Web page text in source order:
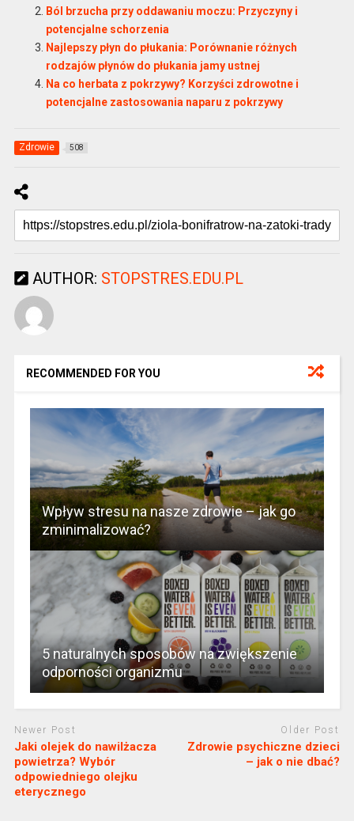
Ból brzucha przy oddawaniu moczu: Przyczyny i
potencjalne schorzenia
Najlepszy płyn do płukania: Porównanie różnych
rodzajów płynów do płukania jamy ustnej
Na co herbata z pokrzywy? Korzyści zdrowotne i
potencjalne zastosowania naparu z pokrzywy
Zdrowie 508
AUTHOR: STOPSTRES.EDU.PL
RECOMMENDED FOR YOU
Wpływ stresu na nasze zdrowie – jak go
zminimalizować?
5 naturalnych sposobów na zwiększenie
odporności organizmu
Newer Post
Jaki olejek do nawilżacza
powietrza? Wybór
odpowiedniego olejku
eterycznego
Older Post
Zdrowie psychiczne dzieci
– jak o nie dbać?